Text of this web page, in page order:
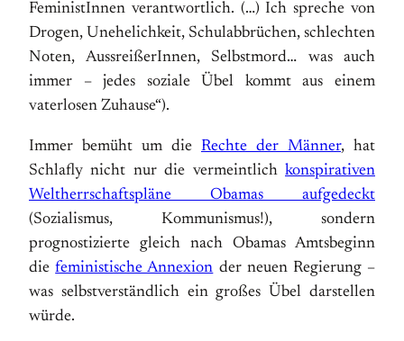
FeministInnen verantwortlich. (…) Ich spreche von
Drogen, Unehelichkeit, Schulabbrüchen, schlechten
Noten, AussreißerInnen, Selbstmord… was auch
immer – jedes soziale Übel kommt aus einem
vaterlosen Zuhause“).
Immer bemüht um die Rechte der Männer, hat
Schlafly nicht nur die vermeintlich konspirativen
Weltherrschaftspläne Obamas aufgedeckt
(Sozialismus, Kommunismus!), sondern
prognostizierte gleich nach Obamas Amtsbeginn
diefeministische Annexion der neuen Regierung –
was selbstverständlich ein großes Übel darstellen
würde.